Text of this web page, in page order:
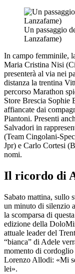
Un passaggio
Lanzafame)
In campo femminile,
Maria Cristina Nisi
presenterà al via nei
distanza la trentina
percorso Marathon
Store Brescia Sophie
affiancate dai
Piantoni. Presenti
Salvadori in
(Team Cingolani-
Jpr) e Carlo Cortesi
nomi.
Il ricordo di
Sabato mattina, sullo
un minuto di silenzio
la scomparsa di
edizione della
attuale leader del
“bianca” di Adele
momento di
Lorenzo Allodi: «Mi
lei».